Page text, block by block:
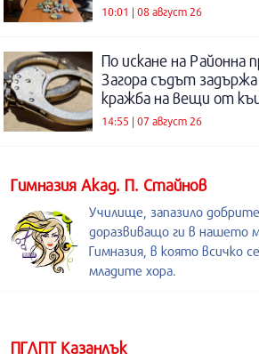
10:01 | 08 август 26
По искане на Районна
Загора съдът
кражба на вещи от
14:55 | 07 август 26
Гимназия Акад. П. Стайнов
Училище, запазило
доразвиващо ги в нашето
Гимназия, в която всичко
младите хора.
ПГЛПТ Казанлък